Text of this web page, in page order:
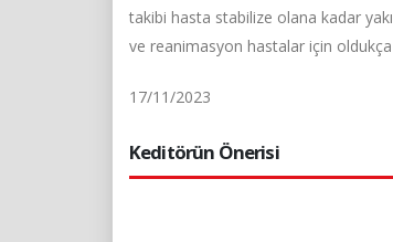
takibi hasta stabilize olana kadar
ve reanimasyon hastalar için
17/11/2023
Keditörün Önerisi